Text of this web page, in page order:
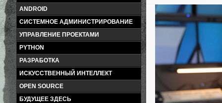
ANDROID
СИСТЕМНОЕ АДМИНИСТРИРОВАНИЕ
УПРАВЛЕНИЕ ПРОЕКТАМИ
PYTHON
РАЗРАБОТКА
ИСКУССТВЕННЫЙ ИНТЕЛЛЕКТ
OPEN SOURCE
БУДУЩЕЕ ЗДЕСЬ